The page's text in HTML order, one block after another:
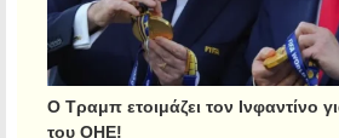
Ο Τραμπ ετοιμάζει τον Ινφαντίνο
του ΟΗΕ!